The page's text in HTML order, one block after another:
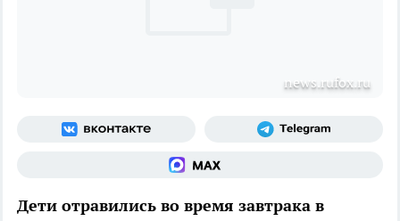
news.rufox.ru
Дети отравились во время завтрака в